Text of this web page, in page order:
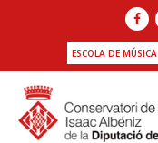
ESCOLA DE MÚSICA